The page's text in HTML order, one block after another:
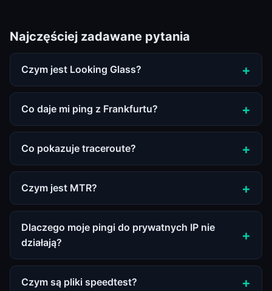
Najczęściej zadawane pytania
Czym jest Looking Glass?
Co daje mi ping z Frankfurtu?
Co pokazuje traceroute?
Czym jest MTR?
Dlaczego moje pingi do prywatnych IP nie
działają?
Czym są pliki speedtest?